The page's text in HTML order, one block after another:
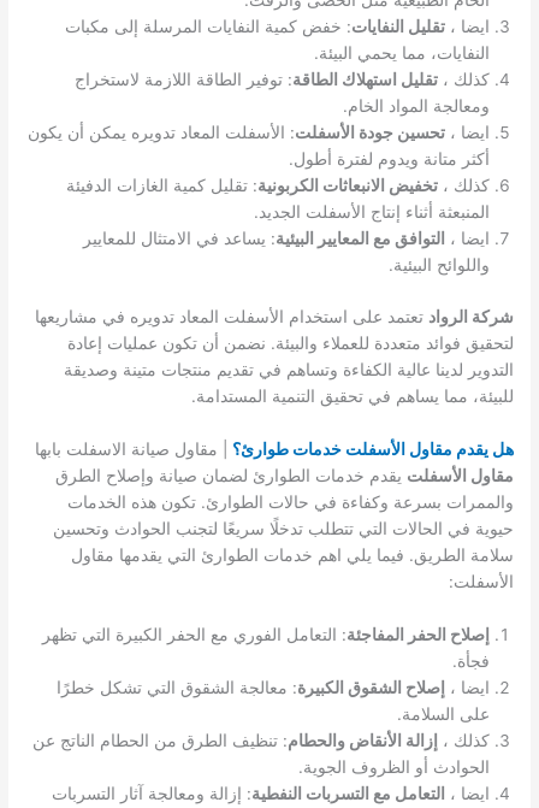
ايضا ،تقليل النفايات: خفض كمية النفايات المرسلة إلى مكبات
النفايات، مما يحمي البيئة.
كذلك ،تقليل استهلاك الطاقة: توفير الطاقة اللازمة لاستخراج
ومعالجة المواد الخام.
ايضا ،تحسين جودة الأسفلت: الأسفلت المعاد تدويره يمكن أن يكون
أكثر متانة ويدوم لفترة أطول.
كذلك ،تخفيض الانبعاثات الكربونية: تقليل كمية الغازات الدفيئة
المنبعثة أثناء إنتاج الأسفلت الجديد.
ايضا ، التوافق مع المعايير البيئية: يساعد في الامتثال للمعايير
واللوائح البيئية.
شركة الرواد تعتمد على استخدام الأسفلت المعاد تدويره في مشاريعها
لتحقيق فوائد متعددة للعملاء والبيئة. نضمن أن تكون عمليات إعادة
التدوير لدينا عالية الكفاءة وتساهم في تقديم منتجات متينة وصديقة
للبيئة، مما يساهم في تحقيق التنمية المستدامة.
هل يقدم مقاول الأسفلت خدمات طوارئ؟ | مقاول صيانة الاسفلت بابها
مقاول الأسفلت يقدم خدمات الطوارئ لضمان صيانة وإصلاح الطرق
والممرات بسرعة وكفاءة في حالات الطوارئ. تكون هذه الخدمات
حيوية في الحالات التي تتطلب تدخلًا سريعًا لتجنب الحوادث وتحسين
سلامة الطريق. فيما يلي اهم خدمات الطوارئ التي يقدمها مقاول
الأسفلت:
إصلاح الحفر المفاجئة: التعامل الفوري مع الحفر الكبيرة التي تظهر
فجأة.
ايضا ، إصلاح الشقوق الكبيرة: معالجة الشقوق التي تشكل خطرًا
على السلامة.
كذلك ، إزالة الأنقاض والحطام: تنظيف الطرق من الحطام الناتج عن
الحوادث أو الظروف الجوية.
ايضا ، التعامل مع التسربات النفطية: إزالة ومعالجة آثار التسربات